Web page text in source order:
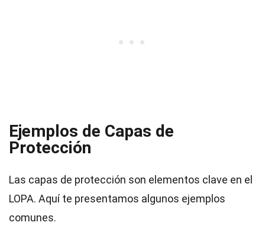
Ejemplos de Capas de
Protección
Las capas de protección son elementos clave en el
LOPA. Aquí te presentamos algunos ejemplos
comunes.